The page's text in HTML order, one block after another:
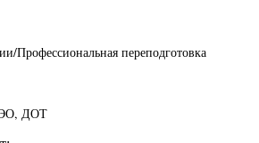
Профессиональная переподготовка
ЭО, ДОТ